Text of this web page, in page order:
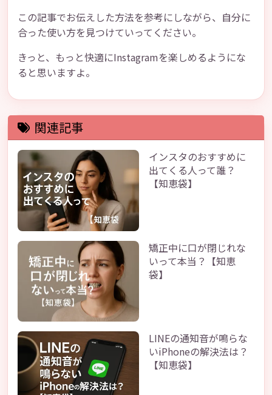
この記事でお伝えした方法を参考にしながら、自分に
合った使い方を見つけていってください。
きっと、もっと快適にInstagramを楽しめるようにな
ると思いますよ。
関連記事
インスタのおすすめに
出てくる人って誰？
【知恵袋】
矯正中に口が閉じれな
いって本当？【知恵
袋】
LINEの通知音が鳴らな
いiPhoneの解決法は？
【知恵袋】